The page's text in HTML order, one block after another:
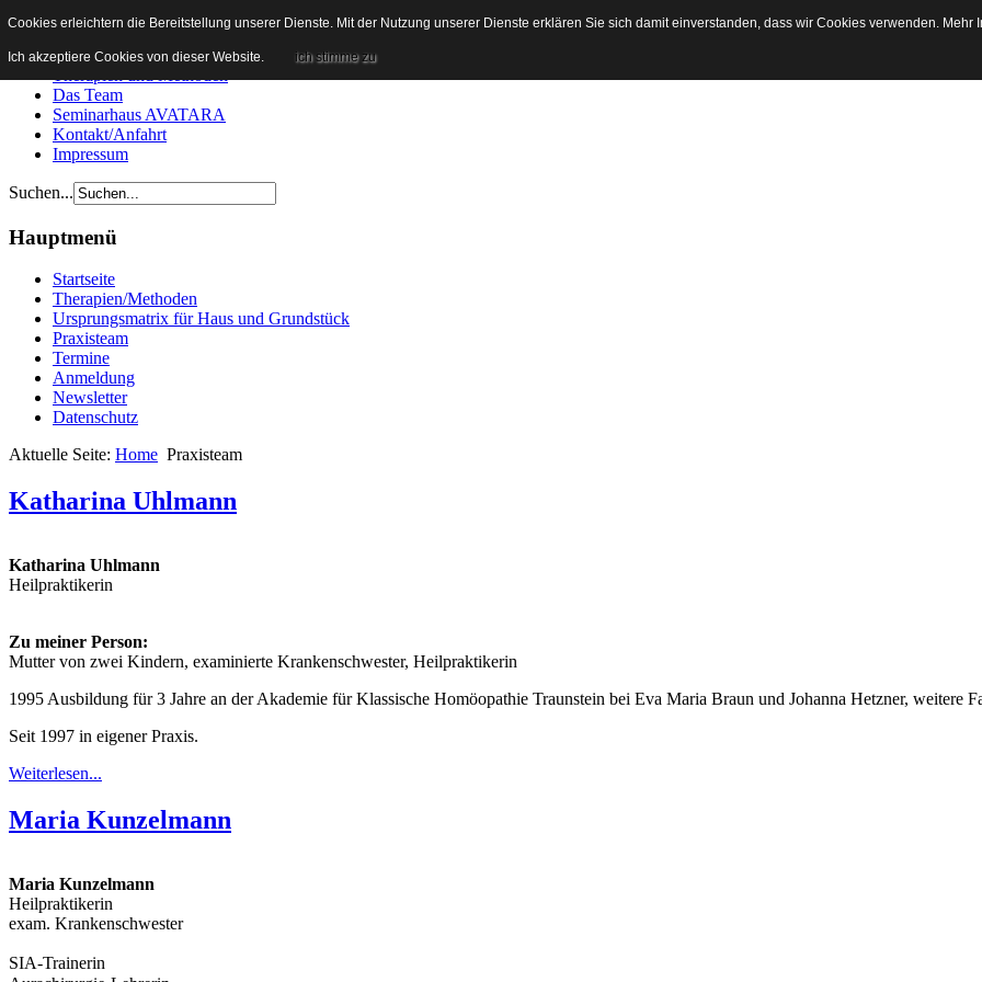
Heilpraxis Wachenroth
Startseite
Das Team
Seminarhaus AVATARA
Kontakt/Anfahrt
Impressum
Suchen...
Hauptmenü
Startseite
Therapien/Methoden
Ursprungsmatrix für Haus und Grundstück
Praxisteam
Termine
Anmeldung
Newsletter
Datenschutz
Aktuelle Seite: Home Praxisteam
Katharina Uhlmann
Katharina Uhlmann
Heilpraktikerin
Zu meiner Person:
Mutter von zwei Kindern, examinierte Krankenschwester, Heilpraktikerin
1995 Ausbildung für 3 Jahre an der Akademie für Klassische Homöopathie Traunstein bei Eva Maria Braun und Johanna Hetzner, weitere
Seit 1997 in eigener Praxis.
Weiterlesen...
Maria Kunzelmann
Maria Kunzelmann
Heilpraktikerin
exam. Krankenschwester
SIA-Trainerin
Cookies erleichtern die Bereitstellung unserer Dienste. Mit der Nutzung unserer Dienste erklären Sie sich damit einverstanden, dass wir Cookies verwenden. Mehr
Ich akzeptiere Cookies von dieser Website. ich stimme zu